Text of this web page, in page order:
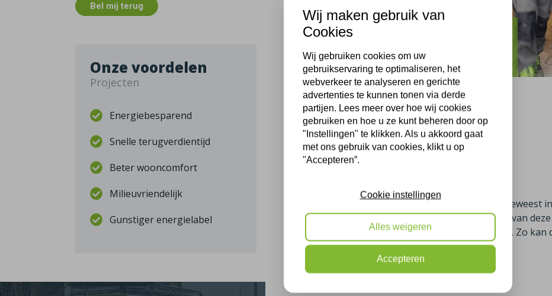
Bel mij terug
Onze voordelen
Projecten
Energiebesparend
Snelle terugverdientijd
Beter wooncomfort
Milieuvriendelijk
Gunstiger energielabel
Oldenzaal
Schuur isoleren
Oldenzaal, 04-01-2021
Op 04-01-2021 is onze isolatieploeg druk bezig geweest
te voorzien van spouwmuurisolatie. De eigenaar van
wil graag dat het behagelijker wordt in de schuur. Zo
worden gebruikt.
Meer informatie over spouwmuurisolatie
Wij maken gebruik van
Cookies
Wij gebruiken cookies om uw
gebruikservaring te optimaliseren, het
webverkeer te analyseren en gerichte
advertenties te kunnen tonen via derde
partijen. Lees meer over hoe wij cookies
gebruiken en hoe u ze kunt beheren door op
"Instellingen" te klikken. Als u akkoord gaat
met ons gebruik van cookies, klikt u op
"Accepteren”.
Cookie instellingen
Alles weigeren
Accepteren